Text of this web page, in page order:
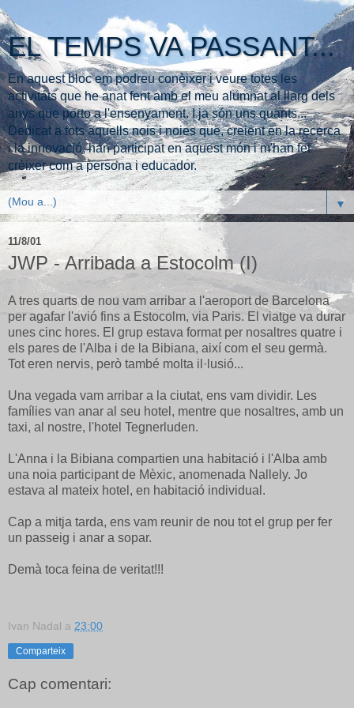
EL TEMPS VA PASSANT...
En aquest bloc em podreu conèixer i veure totes les
activitats que he anat fent amb el meu alumnat al llarg dels
anys que porto a l'ensenyament. I ja són uns quants...
Dedicat a tots aquells nois i noies que, creient en la recerca
i la innovació, han participat en aquest món i m'han fet
crèixer com a persona i educador.
▼
11/8/01
JWP - Arribada a Estocolm (I)
A tres quarts de nou vam arribar a l'aeroport de Barcelona
per agafar l'avió fins a Estocolm, via Paris. El viatge va durar
unes cinc hores. El grup estava format per nosaltres quatre i
els pares de l'Alba i de la Bibiana, així com el seu germà.
Tot eren nervis, però també molta il·lusió...
Una vegada vam arribar a la ciutat, ens vam dividir. Les
famílies van anar al seu hotel, mentre que nosaltres, amb un
taxi, al nostre, l'hotel Tegnerluden.
L'Anna i la Bibiana compartien una habitació i l'Alba amb
una noia participant de Mèxic, anomenada Nallely. Jo
estava al mateix hotel, en habitació individual.
Cap a mitja tarda, ens vam reunir de nou tot el grup per fer
un passeig i anar a sopar.
Demà toca feina de veritat!!!
Ivan Nadal a 23:00
Comparteix
Cap comentari: